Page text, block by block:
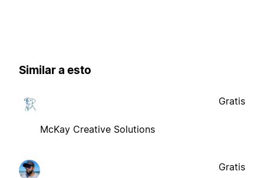
Similar a esto
McKay Creative Solutions
Gratis
Gratis